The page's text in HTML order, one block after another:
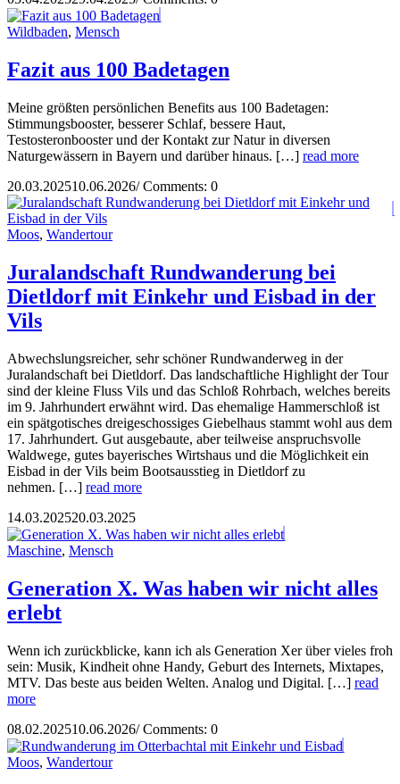
Wildbaden, Mensch
Fazit aus 100 Badetagen
Meine größten persönlichen Benefits aus 100 Badetagen:
Stimmungsbooster, besserer Schlaf, bessere Haut,
Testosteronbooster und der Kontakt zur Natur in diversen
Naturgewässern in Bayern und darüber hinaus. […] read more
20.03.202510.06.2026/Comments: 0
Moos, Wandertour
Juralandschaft Rundwanderung bei
Dietldorf mit Einkehr und Eisbad in der
Vils
Abwechslungsreicher, sehr schöner Rundwanderweg in der
Juralandschaft bei Dietldorf. Das landschaftliche Highlight der Tour
sind der kleine Fluss Vils und das Schloß Rohrbach, welches bereits
im 9. Jahrhundert erwähnt wird. Das ehemalige Hammerschloß ist
ein spätgotisches dreigeschossiges Giebelhaus stammt wohl aus dem
17. Jahrhundert. Gut ausgebaute, aber teilweise anspruchsvolle
Waldwege, gutes bayerisches Wirtshaus und die Möglichkeit ein
Eisbad in der Vils beim Bootsausstieg in Dietldorf zu
nehmen. […] read more
14.03.202520.03.2025
Maschine, Mensch
Generation X. Was haben wir nicht alles
erlebt
Wenn ich zurückblicke, kann ich als Generation Xer über vieles froh
sein: Musik, Kindheit ohne Handy, Geburt des Internets, Mixtapes,
MTV. Das beste aus beiden Welten. Analog und Digital. […] read
more
08.02.202510.06.2026/Comments: 0
Moos, Wandertour